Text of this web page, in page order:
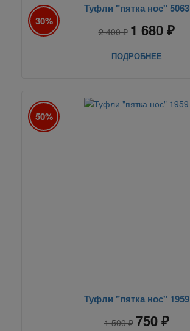
30%
Туфли "пятка нос" 5063
2 400 ₽ 1 680 ₽
ПОДРОБНЕЕ
50%
Туфли "пятка нос" 1959
1 500 ₽ 750 ₽